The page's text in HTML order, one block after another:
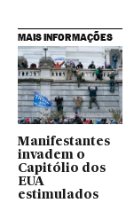
MAIS INFORMAÇÕES
Manifestantes
invadem o
Capitólio dos
EUA
estimulados